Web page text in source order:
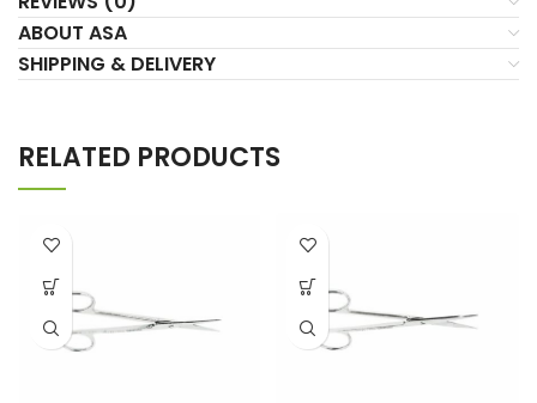
ABOUT ASA
SHIPPING & DELIVERY
RELATED PRODUCTS